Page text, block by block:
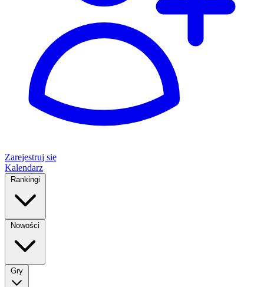
Zarejestruj się
Kalendarz
Rankingi
Nowości
Gry